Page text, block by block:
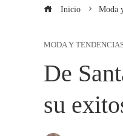
Inicio Moda
MODA Y
De
su